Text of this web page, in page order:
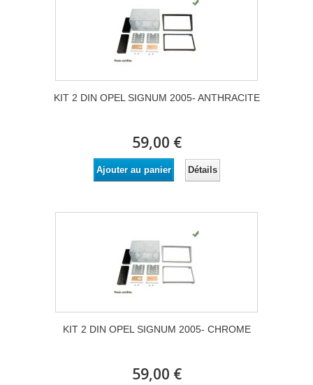
KIT 2 DIN OPEL SIGNUM 2005- ANTHRACITE
59,00 €
Ajouter au panier Détails
KIT 2 DIN OPEL SIGNUM 2005- CHROME
59,00 €